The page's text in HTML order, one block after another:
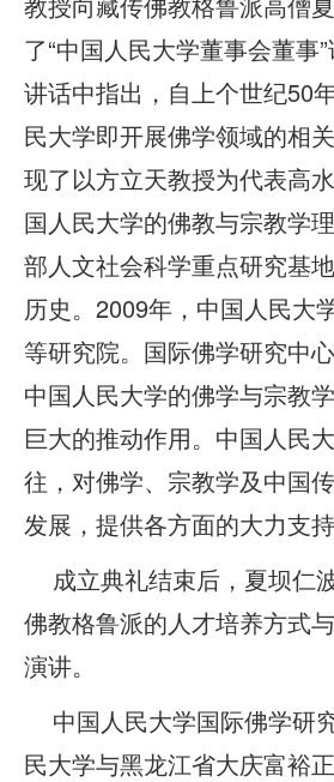
了“中国人民大学董事会董事
讲话中指出，自上个世纪50
民大学即开展佛学领域的相
现了以方立天教授为代表高
国人民大学的佛教与宗教学
部人文社会科学重点研究基
历史。2009年，中国人民大
等研究院。国际佛学研究中
中国人民大学的佛学与宗教
巨大的推动作用。中国人民
往，对佛学、宗教学及中国
发展，提供各方面的大力支持
成立典礼结束后，夏坝仁
佛教格鲁派的人才培养方式
演讲。
中国人民大学国际佛学研
民大学与黑龙江省大庆富裕